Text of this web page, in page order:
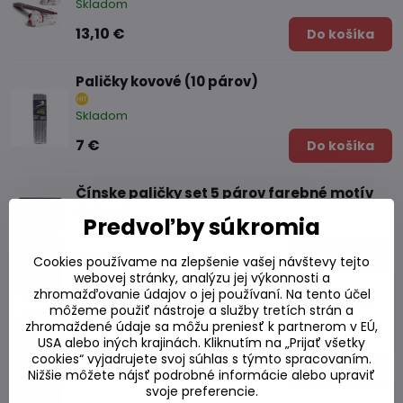
Skladom
13,10 € Do košíka
Paličky kovové (10 párov)
Skladom
7 € Do košíka
Čínske paličky set 5 párov farebné motív
Skladom
10,66 € Do košíka
Čínske paličky set 5 párov farebné motív
znaky a jedlo
Skladom
10,66 € Do košíka
Predvoľby súkromia
Cookies používame na zlepšenie vašej návštevy tejto
webovej stránky, analýzu jej výkonnosti a
zhromažďovanie údajov o jej používaní. Na tento účel
môžeme použiť nástroje a služby tretích strán a
zhromaždené údaje sa môžu preniesť k partnerom v EÚ,
USA alebo iných krajinách. Kliknutím na „Prijať všetky
cookies“ vyjadrujete svoj súhlas s týmto spracovaním.
Nižšie môžete nájsť podrobné informácie alebo upraviť
svoje preferencie.